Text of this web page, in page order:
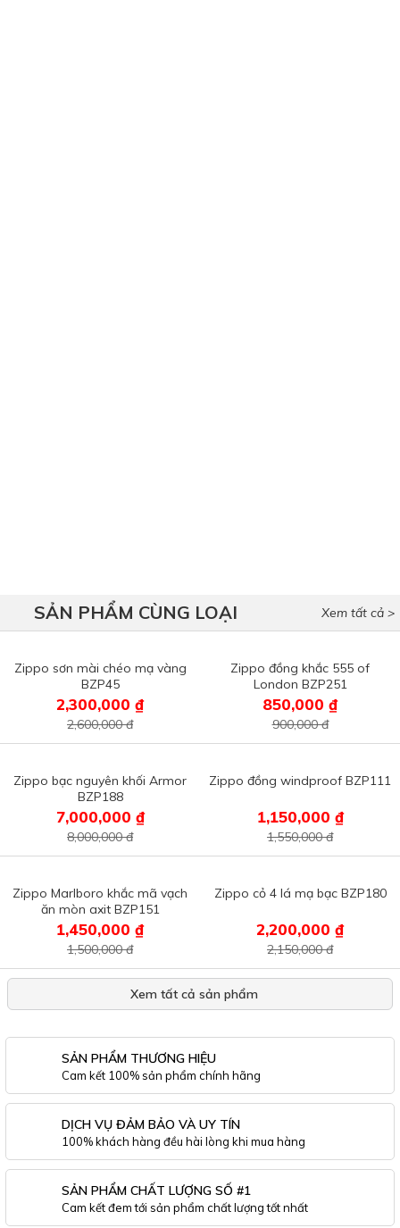
Xem tất cả >
SẢN PHẨM CÙNG LOẠI
Zippo sơn mài chéo mạ vàng
BZP45
2,300,000 ₫
2,600,000 đ
Zippo đồng khắc 555 of
London BZP251
850,000 ₫
900,000 đ
Zippo bạc nguyên khối Armor
BZP188
7,000,000 ₫
8,000,000 đ
Zippo đồng windproof BZP111
1,150,000 ₫
1,550,000 đ
Zippo Marlboro khắc mã vạch
ăn mòn axit BZP151
1,450,000 ₫
1,500,000 đ
Zippo cỏ 4 lá mạ bạc BZP180
2,200,000 ₫
2,150,000 đ
Xem tất cả sản phẩm
SẢN PHẨM THƯƠNG HIỆU
Cam kết 100% sản phẩm chính hãng
DỊCH VỤ ĐẢM BẢO VÀ UY TÍN
100% khách hàng đều hài lòng khi mua hàng
SẢN PHẨM CHẤT LƯỢNG SỐ #1
Cam kết đem tới sản phẩm chất lượng tốt nhất